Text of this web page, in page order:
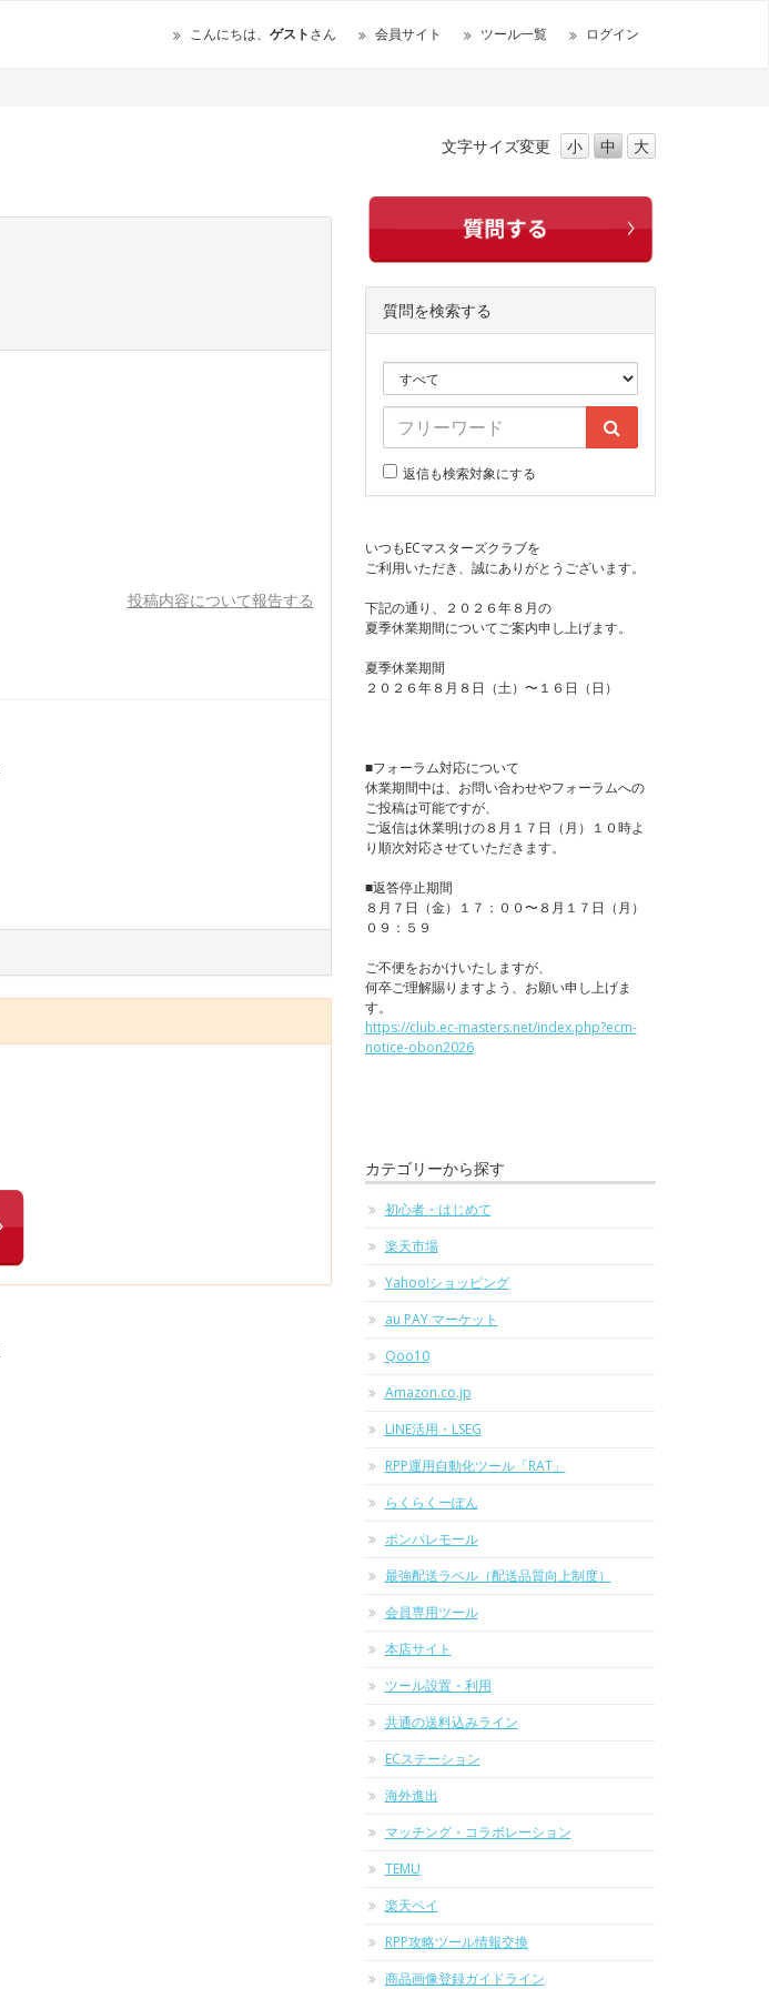
こんにちは、 ゲストさん 会員サイト ツール一覧 ログイン
文字サイズ変更 小 中 大
投稿内容について報告する
質問を検索する
返信も検索対象にする
いつもECマスターズクラブを
ご利用いただき、誠にありがとうございます。
下記の通り、２０２６年８月の
夏季休業期間についてご案内申し上げます。
夏季休業期間
２０２６年８月８日（土）〜１６日（日）
■フォーラム対応について
休業期間中は、お問い合わせやフォーラムへの
ご投稿は可能ですが、
ご返信は休業明けの８月１７日（月）１０時よ
り順次対応させていただきます。
■返答停止期間
８月７日（金）１７：００〜８月１７日（月）
０９：５９
ご不便をおかけいたしますが、
何卒ご理解賜りますよう、お願い申し上げま
す。
https://club.ec-masters.net/index.php?ecm-
notice-obon2026
カテゴリーから探す
初心者・はじめて
楽天市場
Yahoo!ショッピング
au PAY マーケット
Qoo10
Amazon.co.jp
LINE活用・LSEG
RPP運用自動化ツール「RAT」
らくらくーぽん
ポンパレモール
最強配送ラベル（配送品質向上制度）
会員専用ツール
本店サイト
ツール設置・利用
共通の送料込みライン
ECステーション
海外進出
マッチング・コラボレーション
TEMU
楽天ペイ
RPP攻略ツール情報交換
商品画像登録ガイドライン